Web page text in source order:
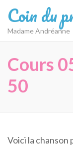
au
contenu
Coin du
Madame Andréanne
Cours
50
Voici la chanson